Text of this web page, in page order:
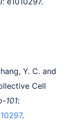
Y. C. and
Cell
101:
.